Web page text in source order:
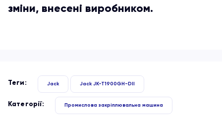
зміни, внесені виробником.
Теги: Jack Jack JK-T1900GH-DII
Категорії: Промислова закріплювальна машина